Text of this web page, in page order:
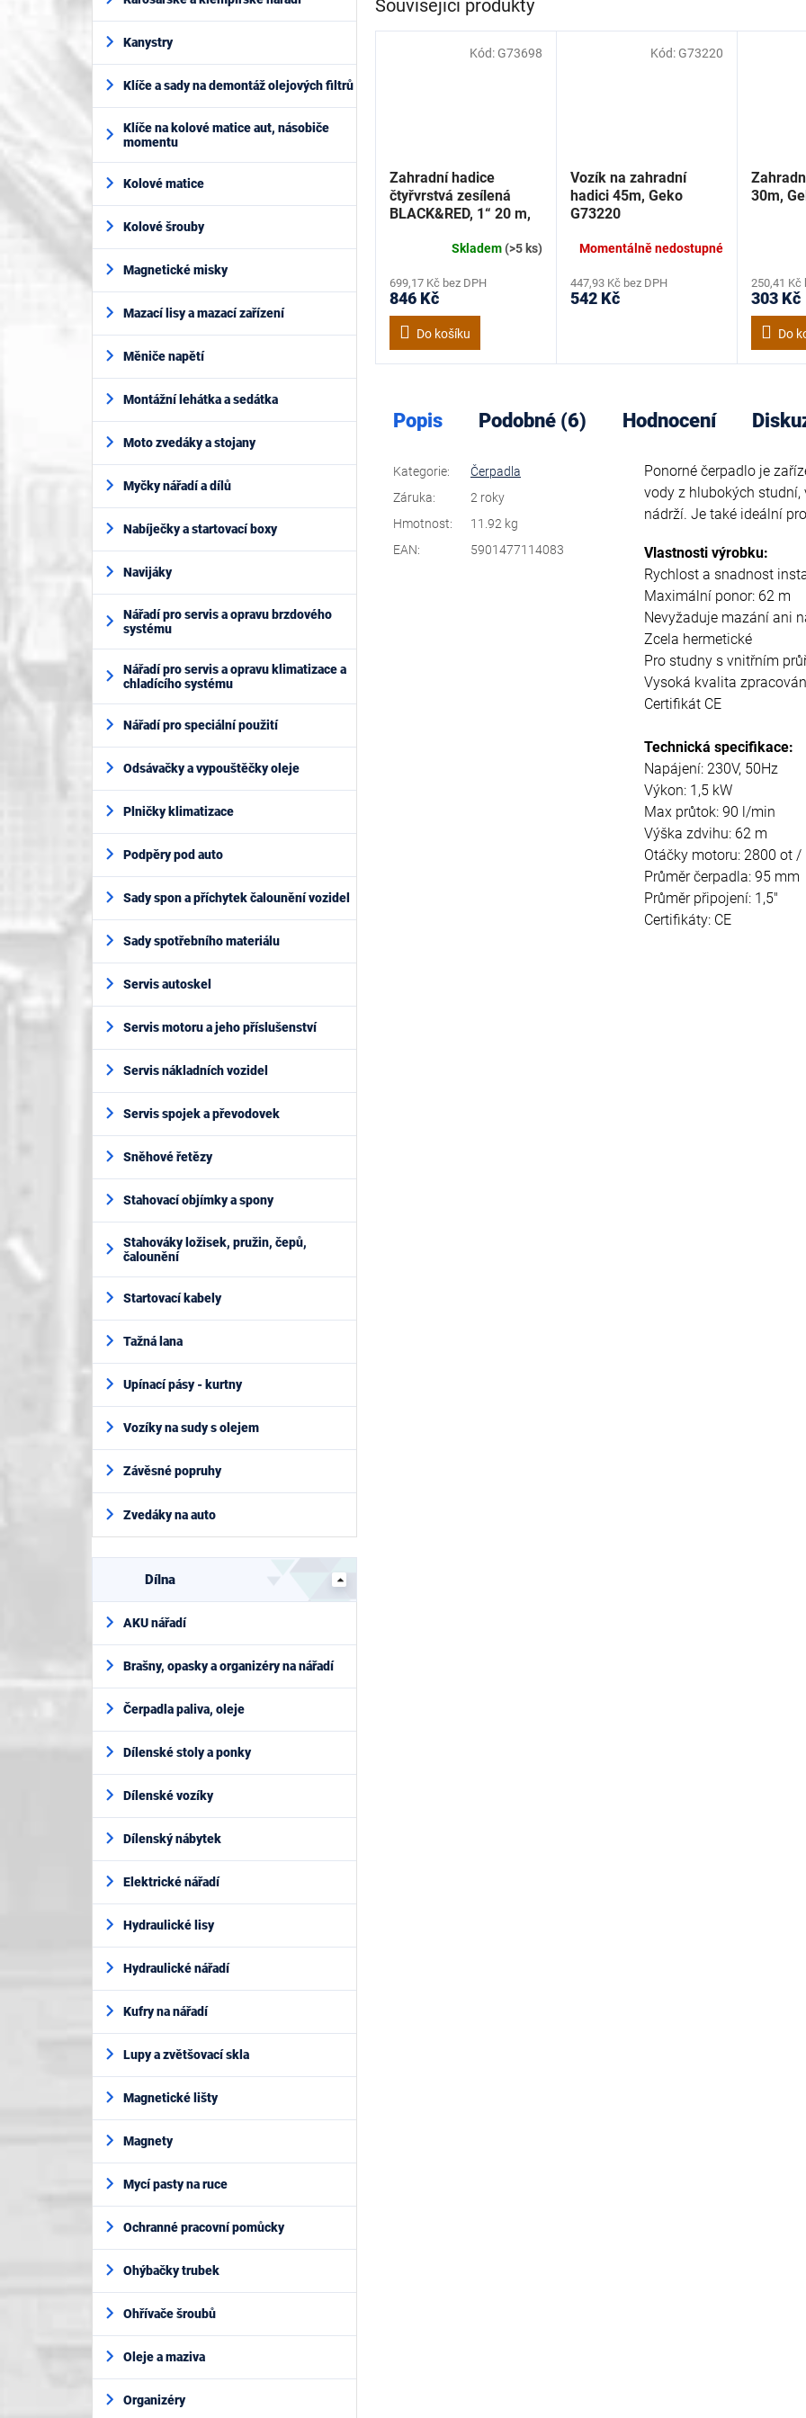
Kanystry
Klíče a sady na demontáž olejových filtrů
Klíče na kolové matice aut, násobiče
momentu
Kolové matice
Kolové šrouby
Magnetické misky
Mazací lisy a mazací zařízení
Měniče napětí
Montážní lehátka a sedátka
Moto zvedáky a stojany
Myčky nářadí a dílů
Nabíječky a startovací boxy
Navijáky
Nářadí pro servis a opravu brzdového
systému
Nářadí pro servis a opravu klimatizace a
chladícího systému
Nářadí pro speciální použití
Odsávačky a vypouštěčky oleje
Plničky klimatizace
Podpěry pod auto
Sady spon a příchytek čalounění vozidel
Sady spotřebního materiálu
Servis autoskel
Servis motoru a jeho příslušenství
Servis nákladních vozidel
Servis spojek a převodovek
Sněhové řetězy
Stahovací objímky a spony
Stahováky ložisek, pružin, čepů,
čalounění
Startovací kabely
Tažná lana
Upínací pásy - kurtny
Vozíky na sudy s olejem
Závěsné popruhy
Zvedáky na auto
Dílna
AKU nářadí
Brašny, opasky a organizéry na nářadí
Čerpadla paliva, oleje
Dílenské stoly a ponky
Dílenské vozíky
Dílenský nábytek
Elektrické nářadí
Hydraulické lisy
Hydraulické nářadí
Kufry na nářadí
Lupy a zvětšovací skla
Magnetické lišty
Magnety
Mycí pasty na ruce
Ochranné pracovní pomůcky
Ohýbačky trubek
Ohřívače šroubů
Oleje a maziva
Organizéry
Související produkty
Zahradní hadice
čtyřvrstvá zesílená
BLACK&RED, 1“ 20 m,
Skladem(>5 ks)
699,17 Kč bez DPH
846 Kč
Do košíku
Kód: G73698
Vozík na zahradní
hadici 45m, Geko
G73220
Momentálně nedostupné
447,93 Kč bez DPH
542 Kč
Kód: G73220
30m,
250,41 Kč
303 Kč
Do
Popis Podobné (6) Hodnocení
Ponorné čerpadlo je
vody z hlubokých
nádrží.Je také ideální
Vlastnosti výrobku:
Rychlost a snadnost
Maximální ponor: 62 m
Nevyžaduje mazání ani
Zcela hermetické
Pro studny s vnitřním
Vysoká kvalita
Certifikát CE
Technická specifikace:
Napájení: 230V, 50Hz
Výkon: 1,5 kW
Max průtok: 90 l/min
Výška zdvihu: 62 m
Otáčky motoru: 2800 ot /
Průměr čerpadla: 95 mm
Průměr připojení: 1,5"
Certifikáty: CE
Kategorie:
Čerpadla
Záruka:
2 roky
Hmotnost:
11.92 kg
EAN: 5901477114083